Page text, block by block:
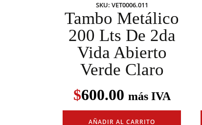
SKU: VET0006.011
Tambo Metálico
200 Lts De 2da
Vida Abierto
Verde Claro
$600.00 más IVA
AÑADIR AL CARRITO